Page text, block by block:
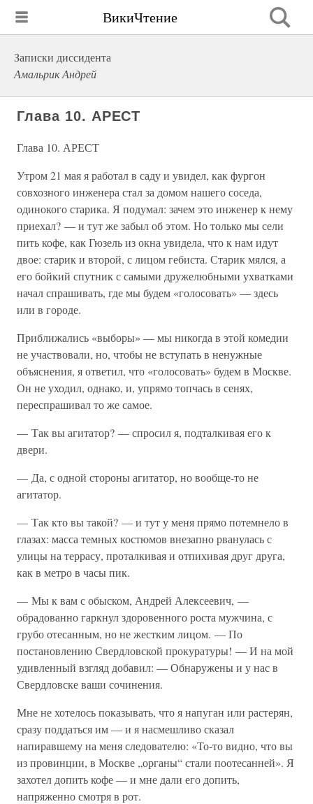
ВикиЧтение
Записки диссидента
Амальрик Андрей
Глава 10. АРЕСТ
Глава 10. АРЕСТ
Утром 21 мая я работал в саду и увидел, как фургон
совхозного инженера стал за домом нашего соседа,
одинокого старика. Я подумал: зачем это инженер к нему
приехал? — и тут же забыл об этом. Но только мы сели
пить кофе, как Гюзель из окна увидела, что к нам идут
двое: старик и второй, с лицом гебиста. Старик мялся, а
его бойкий спутник с самыми дружелюбными ухватками
начал спрашивать, где мы будем «голосовать» — здесь
или в городе.
Приближались «выборы» — мы никогда в этой комедии
не участвовали, но, чтобы не вступать в ненужные
объяснения, я ответил, что «голосовать» будем в Москве.
Он не уходил, однако, и, упрямо топчась в сенях,
переспрашивал то же самое.
— Так вы агитатор? — спросил я, подталкивая его к
двери.
— Да, с одной стороны агитатор, но вообще-то не
агитатор.
— Так кто вы такой? — и тут у меня прямо потемнело в
глазах: масса темных костюмов внезапно рванулась с
улицы на террасу, проталкивая и отпихивая друг друга,
как в метро в часы пик.
— Мы к вам с обыском, Андрей Алексеевич, —
обрадованно гаркнул здоровенного роста мужчина, с
грубо отесанным, но не жестким лицом. — По
постановлению Свердловской прокуратуры! — И на мой
удивленный взгляд добавил: — Обнаружены и у нас в
Свердловске ваши сочинения.
Мне не хотелось показывать, что я напуган или растерян,
сразу поддаться им — и я насмешливо сказал
напиравшему на меня следователю: «То-то видно, что вы
из провинции, в Москве „органы“ стали поотесанней». Я
захотел допить кофе — и мне дали его допить,
напряженно смотря в рот.